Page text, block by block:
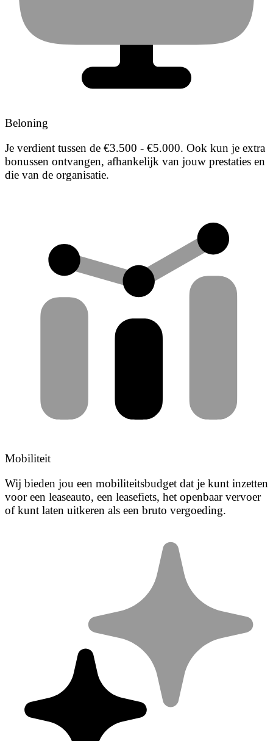
Beloning
Je verdient tussen de €3.500 - €5.000. Ook kun je extra
bonussen ontvangen, afhankelijk van jouw prestaties en
die van de organisatie.
Mobiliteit
Wij bieden jou een mobiliteitsbudget dat je kunt inzetten
voor een leaseauto, een leasefiets, het openbaar vervoer
of kunt laten uitkeren als een bruto vergoeding.